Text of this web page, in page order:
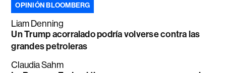
OPINIÓN BLOOMBERG
Liam Denning
Un Trump acorralado podría volverse contra las
grandes petroleras
Claudia Sahm